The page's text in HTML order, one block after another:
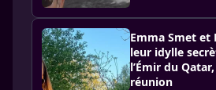
Emma Smet et
leur idylle
l’Émir du
réunion